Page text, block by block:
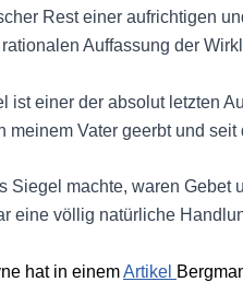
Rest einer aufrichtigen
Auffassung der
ist einer der absolut letzten
meinem Vater geerbt und
Siegel machte, waren Gebet
eine völlig natürliche
hat in einemArtikel